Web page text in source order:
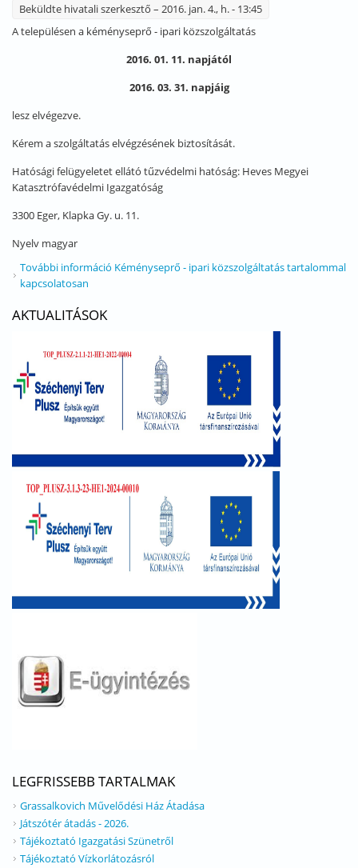
Beküldte hivatali szerkesztő – 2016. jan. 4., h. - 13:45
A településen a kéményseprő - ipari közszolgáltatás
2016. 01. 11. napjától
2016. 03. 31. napjáig
lesz elvégezve.
Kérem a szolgáltatás elvégzésének biztosítását.
Hatósági felügyeletet ellátó tűzvédelmi hatóság: Heves Megyei
Katasztrófavédelmi Igazgatóság
3300 Eger, Klapka Gy. u. 11.
Nyelv magyar
További információ Kéményseprő - ipari közszolgáltatás tartalommal
kapcsolatosan
AKTUALITÁSOK
LEGFRISSEBB TARTALMAK
Grassalkovich Művelődési Ház Átadása
Játszótér átadás - 2026.
Tájékoztató Igazgatási Szünetről
Tájékoztató Vízkorlátozásról